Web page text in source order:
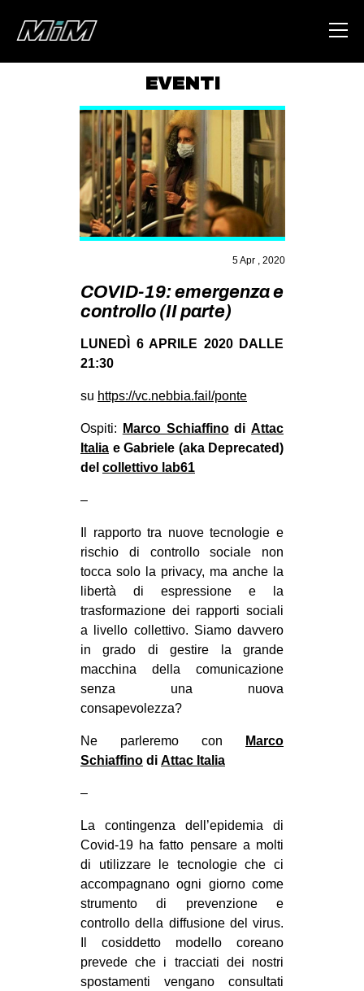
ABOUT
AREA
DEGENERAZIONE
GAZA FREESTYLE
CSOA LAMBRETTA
MSM
STUDENTI TSUNAMI
ZAM
MOBILITAZIONI
SPAZI
SPORT POPOLARE
ANTIFASCISMO
DIRITTO ALL’ABITARE
GENERI
MIGRAZIONI
PRECARIATO
REPRESSIONE
STUDENTI
CULTURE
MANIFESTI
MUSICA
RECENSIONI
INTERNAZIONALE
AFRICA
EVENTI
5 Apr , 2020
COVID-19: emergenza e
controllo (II parte)
LUNEDÌ 6 APRILE 2020 DALLE
21:30
su https://vc.nebbia.fail/ponte
Ospiti: Marco Schiaffinodi Attac
Italia e Gabriele (aka Deprecated)
del collettivo lab61
–
Il rapporto tra nuove tecnologie e
rischio di controllo sociale non
tocca solo la privacy, ma anche la
libertà di espressione e la
trasformazione dei rapporti sociali
a livello collettivo. Siamo davvero
in grado di gestire la grande
macchina della comunicazione
senza una nuova
consapevolezza?
Ne parleremo con
Marco
Schiaffino di Attac Italia
–
La contingenza dell’epidemia di
Covid-19 ha fatto pensare a molti
di utilizzare le tecnologie che ci
accompagnano ogni giorno come
strumento di prevenzione e
controllo della diffusione del virus.
Il cosiddetto modello coreano
prevede che i tracciati dei nostri
spostamenti vengano consultati